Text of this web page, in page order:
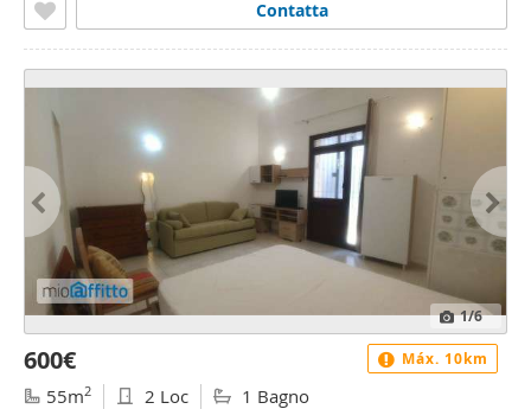
Contatta
1/6
600€
55m2 2 Loc 1 Bagno
Máx. 10km